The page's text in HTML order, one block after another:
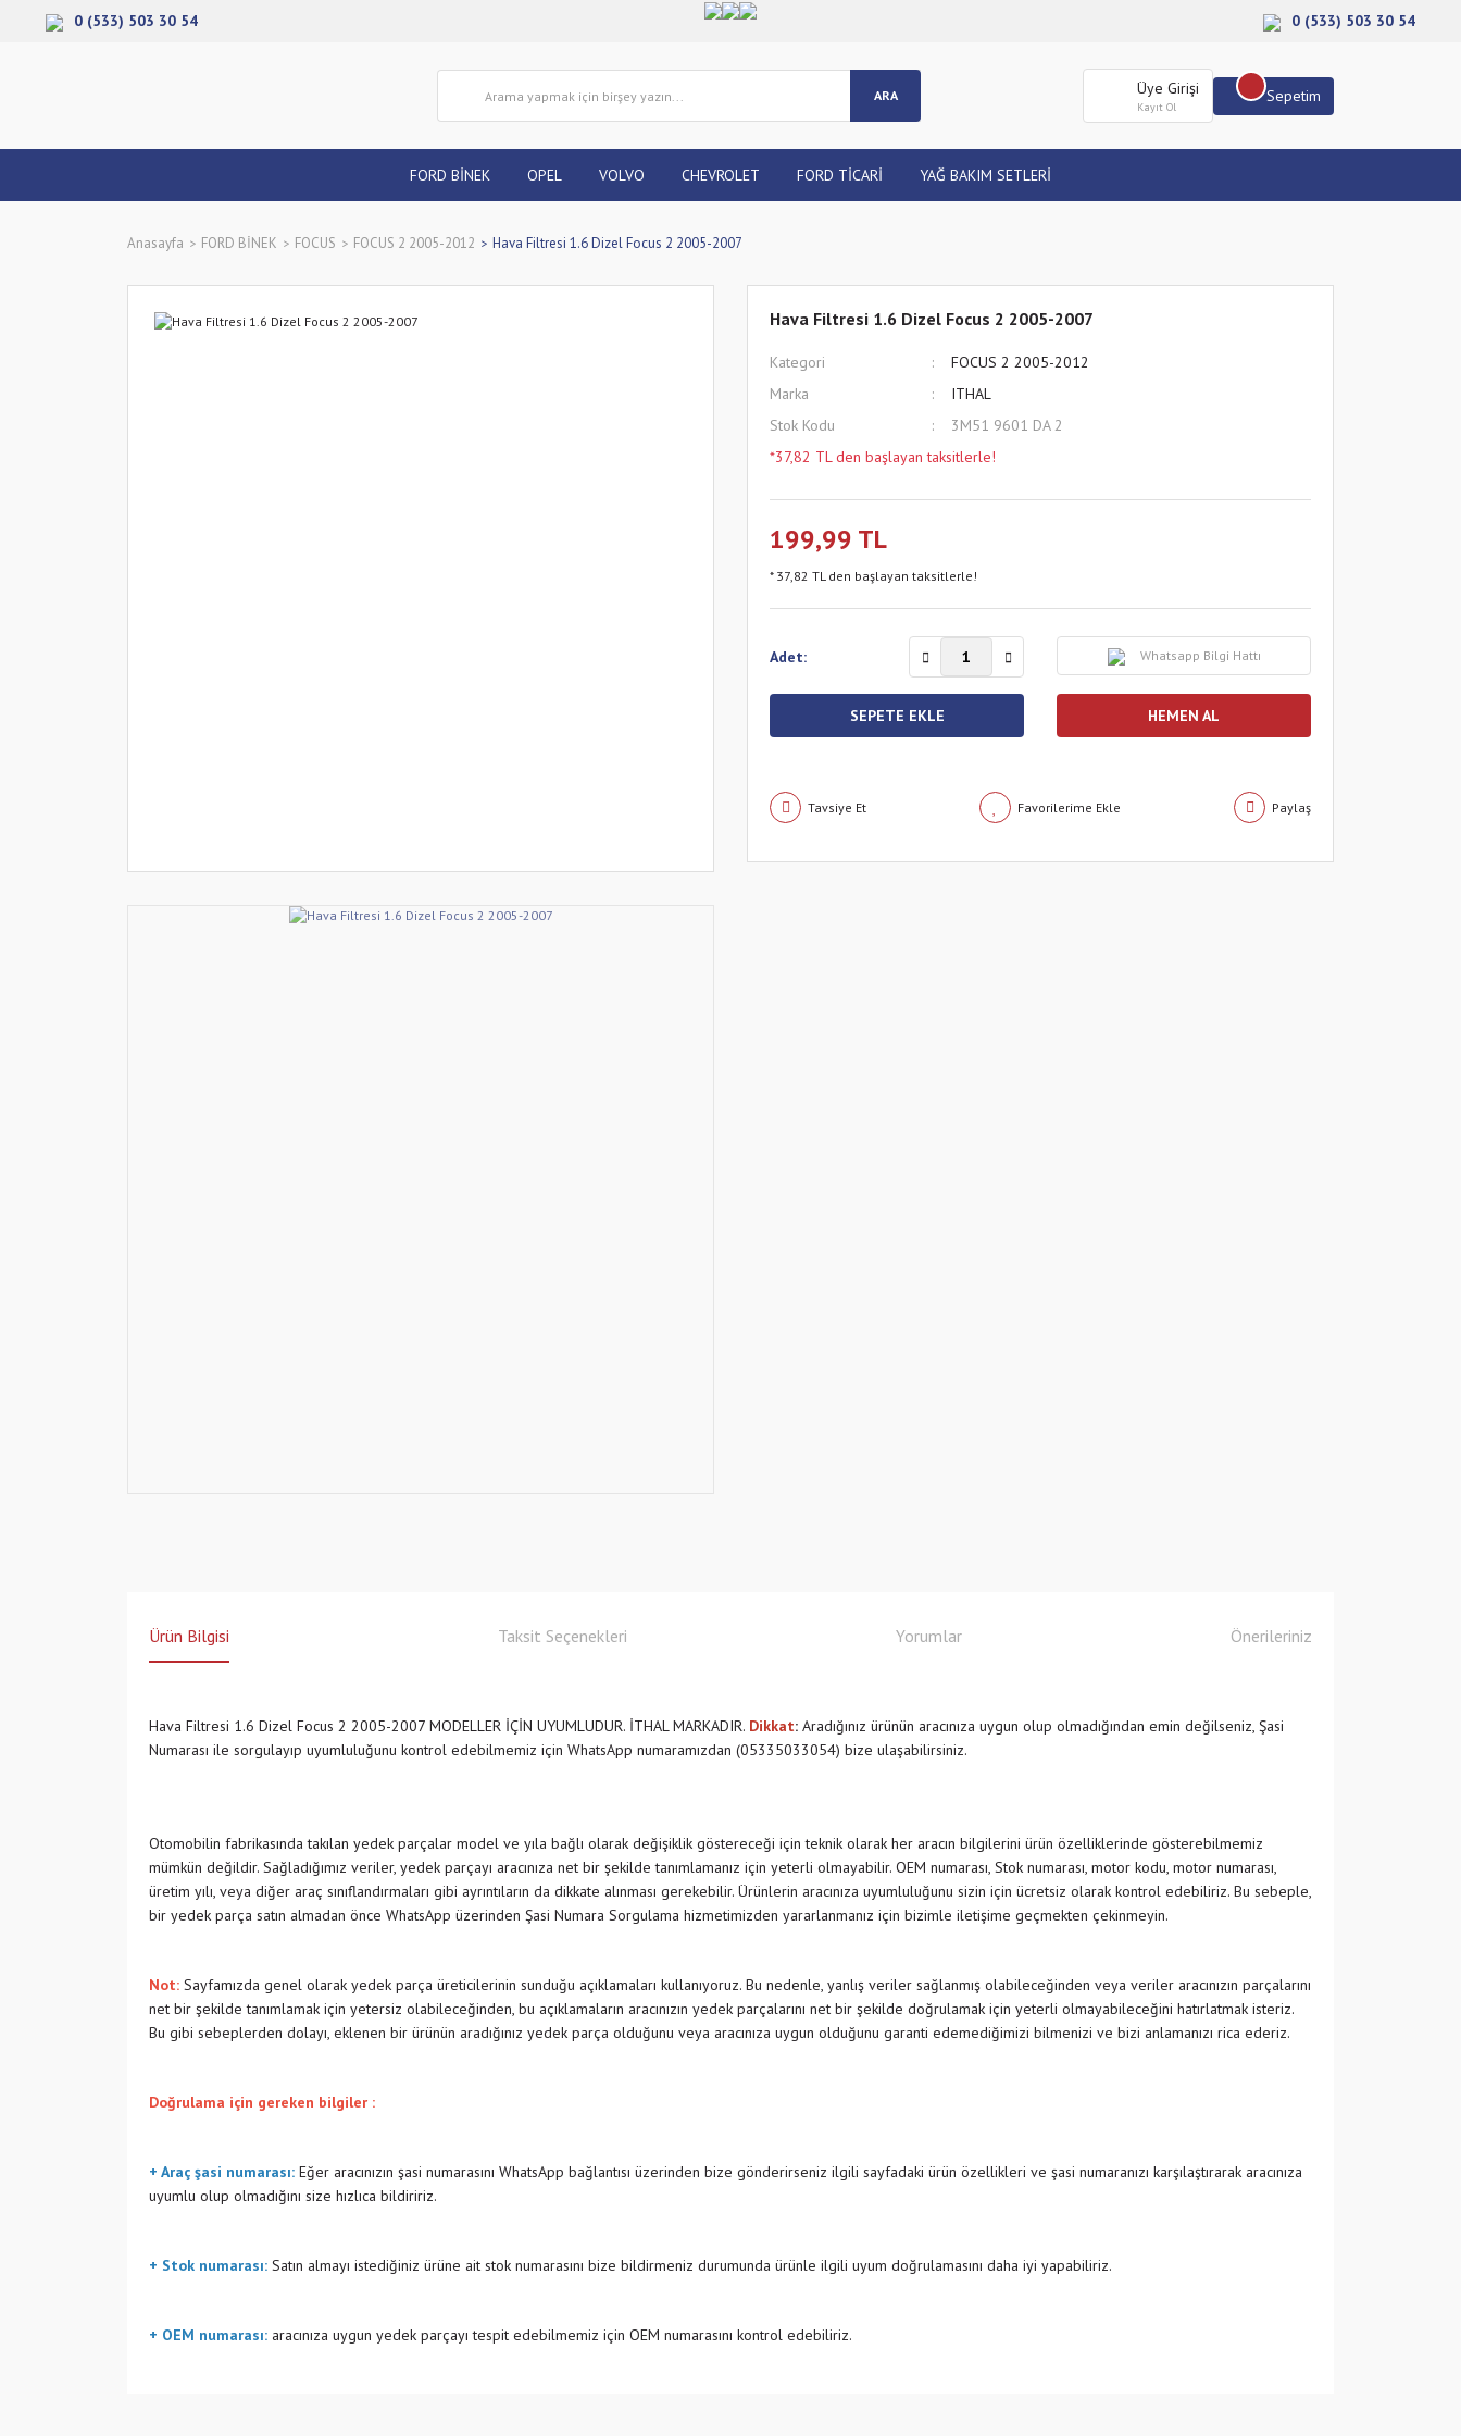
0 (533) 503 30 54 0 (533) 503 30 54
ARA Üye Girişi
Kayıt Ol
Sepetim
FORD BİNEK OPEL VOLVO CHEVROLET FORD TİCARİ YAĞ BAKIM SETLERİ
Anasayfa FORD BİNEK FOCUS FOCUS 2 2005-2012 Hava Filtresi 1.6 Dizel Focus 2 2005-2007
Hava Filtresi 1.6 Dizel Focus 2 2005-2007
Kategori
FOCUS 2 2005-2012
Marka
ITHAL
Stok Kodu
3M51 9601 DA 2
*37,82 TL den başlayan taksitlerle!
199,99 TL
* 37,82 TL den başlayan taksitlerle!
Adet: Whatsapp Bilgi Hattı
SEPETE EKLE HEMEN AL
Tavsiye Et Paylaş
Ürün Bilgisi Taksit Seçenekleri Yorumlar Önerileriniz
Hava Filtresi 1.6 Dizel Focus 2 2005-2007 MODELLER İÇİN UYUMLUDUR. İTHAL MARKADIR. Dikkat: Aradığınız ürünün aracınıza uygun olup olmadığından emin değilseniz, Şasi
Numarası ile sorgulayıp uyumluluğunu kontrol edebilmemiz için WhatsApp numaramızdan (05335033054) bize ulaşabilirsiniz.
Otomobilin fabrikasında takılan yedek parçalar model ve yıla bağlı olarak değişiklik göstereceği için teknik olarak her aracın bilgilerini ürün özelliklerinde gösterebilmemiz
mümkün değildir. Sağladığımız veriler, yedek parçayı aracınıza net bir şekilde tanımlamanız için yeterli olmayabilir. OEM numarası, Stok numarası, motor kodu, motor numarası,
üretim yılı, veya diğer araç sınıflandırmaları gibi ayrıntıların da dikkate alınması gerekebilir. Ürünlerin aracınıza uyumluluğunu sizin için ücretsiz olarak kontrol edebiliriz. Bu sebeple,
bir yedek parça satın almadan önce WhatsApp üzerinden Şasi Numara Sorgulama hizmetimizden yararlanmanız için bizimle iletişime geçmekten çekinmeyin.
Not: Sayfamızda genel olarak yedek parça üreticilerinin sunduğu açıklamaları kullanıyoruz. Bu nedenle, yanlış veriler sağlanmış olabileceğinden veya veriler aracınızın parçalarını
net bir şekilde tanımlamak için yetersiz olabileceğinden, bu açıklamaların aracınızın yedek parçalarını net bir şekilde doğrulamak için yeterli olmayabileceğini hatırlatmak isteriz.
Bu gibi sebeplerden dolayı, eklenen bir ürünün aradığınız yedek parça olduğunu veya aracınıza uygun olduğunu garanti edemediğimizi bilmenizi ve bizi anlamanızı rica ederiz.
Doğrulama için gereken bilgiler :
+ Araç şasi numarası: Eğer aracınızın şasi numarasını WhatsApp bağlantısı üzerinden bize gönderirseniz ilgili sayfadaki ürün özellikleri ve şasi numaranızı karşılaştırarak aracınıza
uyumlu olup olmadığını size hızlıca bildiririz.
+ Stok numarası: Satın almayı istediğiniz ürüne ait stok numarasını bize bildirmeniz durumunda ürünle ilgili uyum doğrulamasını daha iyi yapabiliriz.
+ OEM numarası: aracınıza uygun yedek parçayı tespit edebilmemiz için OEM numarasını kontrol edebiliriz.